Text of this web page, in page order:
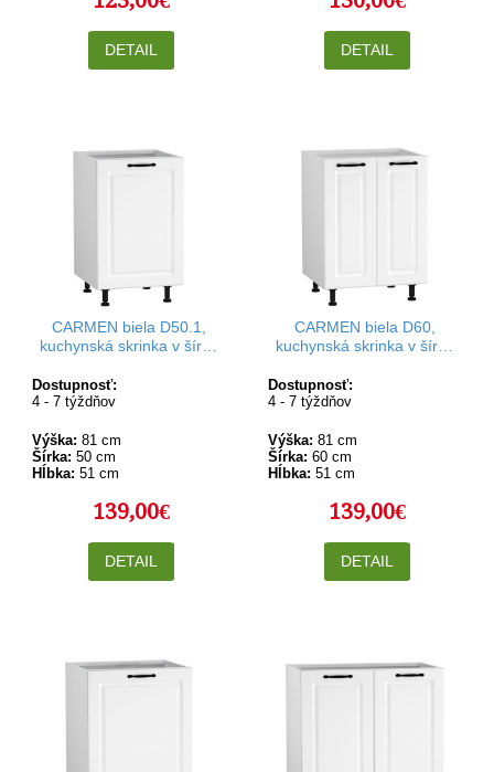
DETAIL DETAIL
CARMEN biela D50.1,
kuchynská skrinka v šírke
Dostupnosť:
4 - 7 týždňov
Výška: 81 cm
Šírka: 50 cm
Hĺbka: 51 cm
139,00€
DETAIL
CARMEN biela D60,
kuchynská skrinka v šírke
Dostupnosť:
4 - 7 týždňov
Výška: 81 cm
Šírka: 60 cm
Hĺbka: 51 cm
139,00€
DETAIL